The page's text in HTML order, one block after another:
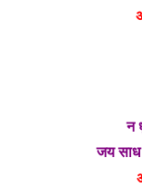
न
जय